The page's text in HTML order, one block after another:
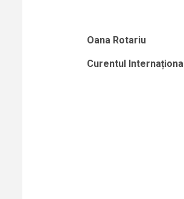
Oana Rotariu
Curentul Internațional